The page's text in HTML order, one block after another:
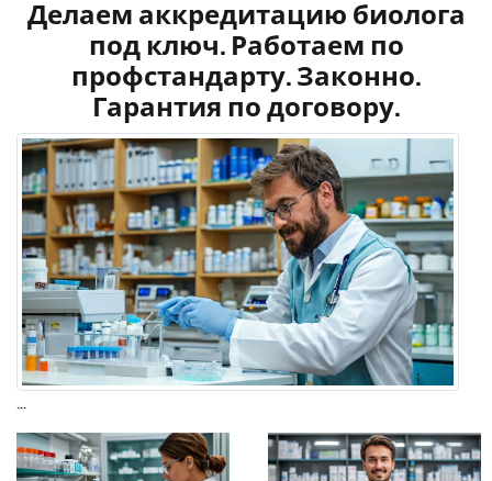
Делаем аккредитацию биолога
под ключ. Работаем по
профстандарту. Законно.
Гарантия по договору.